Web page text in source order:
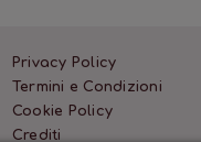
Privacy Policy
Termini e Condizioni
Cookie Policy
Crediti